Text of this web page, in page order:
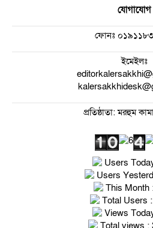
যোগাযোগ
ফোনঃ
ইমেইলঃ
প্রতিষ্ঠাতা: মরহুম
Users
Users
This Month
Total Users
Views